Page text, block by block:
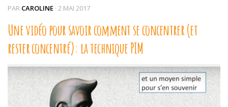
PAR CAROLINE · 2 MAI 2017
Une vidéo pour savoir comment se concentrer (et
rester concentré): la technique PIM